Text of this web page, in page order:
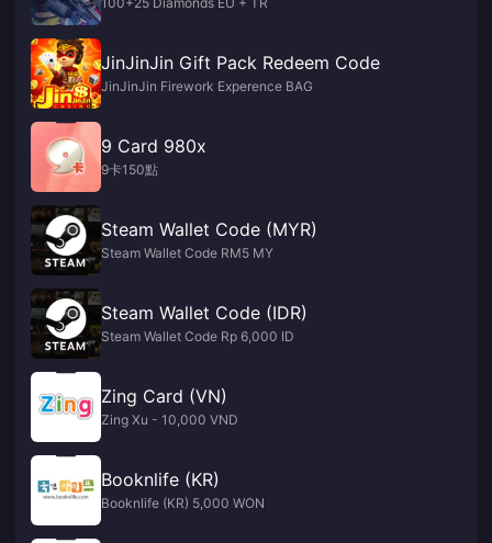
JinJinJin Gift Pack Redeem Code
JinJinJin Firework Experence BAG
9 Card 980x
9卡150點
Steam Wallet Code (MYR)
Steam Wallet Code RM5 MY
Steam Wallet Code (IDR)
Steam Wallet Code Rp 6,000 ID
Zing Card (VN)
Zing Xu - 10,000 VND
Booknlife (KR)
Booknlife (KR) 5,000 WON